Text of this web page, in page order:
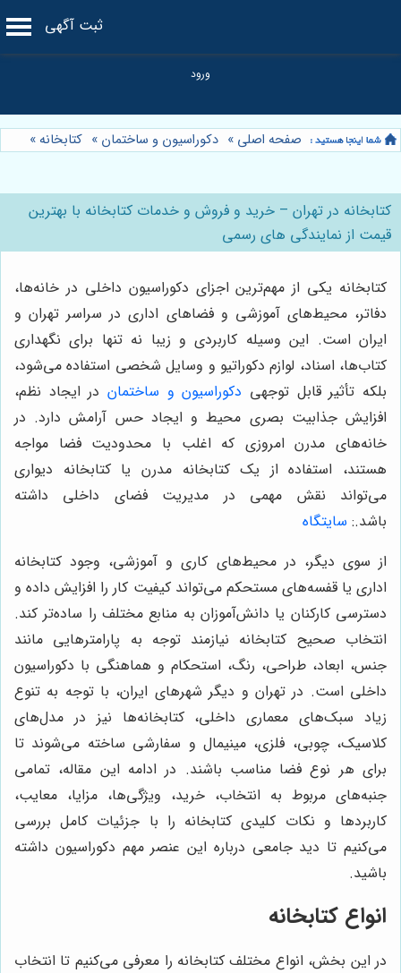
ثبت آگهی
صفحه اصلی » دکوراسیون و ساختمان » کتابخانه»
کتابخانه در تهران – خرید و فروش و خدمات کتابخانه با بهترین
قیمت از نمایندگی های رسمی
کتابخانه یکی از مهم‌ترین اجزای دکوراسیون داخلی در خانه‌ها،
دفاتر، محیط‌های آموزشی و فضاهای اداری در سراسر تهران و
ایران است. این وسیله کاربردی و زیبا نه تنها برای نگهداری
کتاب‌ها، اسناد، لوازم دکوراتیو و وسایل شخصی استفاده می‌شود،
بلکه تأثیر قابل توجهی دکوراسیون و ساختمان در ایجاد نظم،
افزایش جذابیت بصری محیط و ایجاد حس آرامش دارد. در
خانه‌های مدرن امروزی که اغلب با محدودیت فضا مواجه
هستند، استفاده از یک کتابخانه مدرن یا کتابخانه دیواری
می‌تواند نقش مهمی در مدیریت فضای داخلی داشته
باشد.: سایتگاه
از سوی دیگر، در محیط‌های کاری و آموزشی، وجود کتابخانه
اداری یا قفسه‌های مستحکم می‌تواند کیفیت کار را افزایش داده و
دسترسی کارکنان یا دانش‌آموزان به منابع مختلف را ساده‌تر کند.
انتخاب صحیح کتابخانه نیازمند توجه به پارامترهایی مانند
جنس، ابعاد، طراحی، رنگ، استحکام و هماهنگی با دکوراسیون
داخلی است. در تهران و دیگر شهرهای ایران، با توجه به تنوع
زیاد سبک‌های معماری داخلی، کتابخانه‌ها نیز در مدل‌های
کلاسیک، چوبی، فلزی، مینیمال و سفارشی ساخته می‌شوند تا
برای هر نوع فضا مناسب باشند. در ادامه این مقاله، تمامی
جنبه‌های مربوط به انتخاب، خرید، ویژگی‌ها، مزایا، معایب،
کاربردها و نکات کلیدی کتابخانه را با جزئیات کامل بررسی
می‌کنیم تا دید جامعی درباره این عنصر مهم دکوراسیون داشته
باشید.
انواع کتابخانه
در این بخش، انواع مختلف کتابخانه را معرفی می‌کنیم تا انتخاب